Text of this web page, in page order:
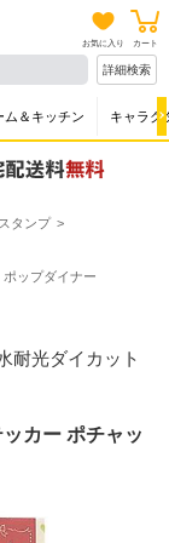
お気に入り カート
詳細検索
ム＆キッチン キャラク
タンプ
ップダイナー
耐光ダイカット
カー ポチャッ